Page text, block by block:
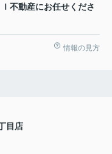
不動産にお任せくださ
情報の見方
目店